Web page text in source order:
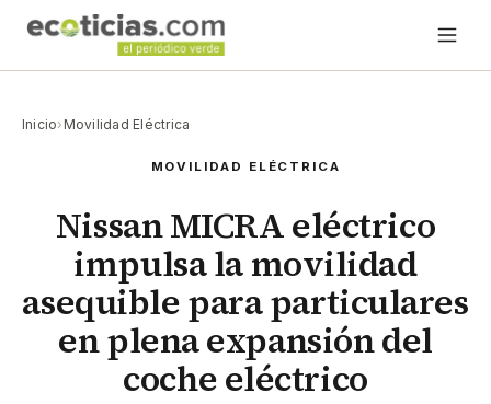
Inicio› Movilidad Eléctrica
MOVILIDAD ELÉCTRICA
Nissan MICRA eléctrico
impulsa la movilidad
asequible para particulares
en plena expansión del
coche eléctrico